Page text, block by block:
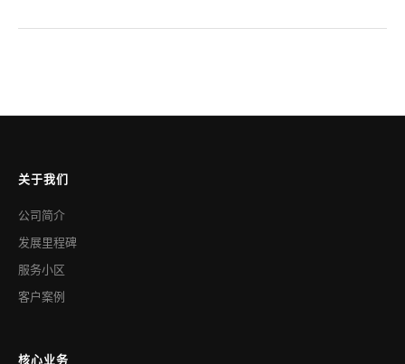
关于我们
公司简介
发展里程碑
服务小区
客户案例
核心业务